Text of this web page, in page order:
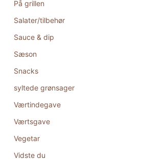
På grillen
Salater/tilbehør
Sauce & dip
Sæson
Snacks
syltede grønsager
Værtindegave
Værtsgave
Vegetar
Vidste du